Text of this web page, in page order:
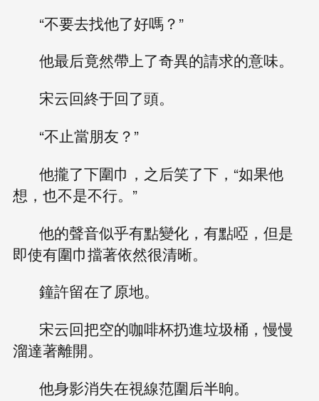
“不要去找他了好嗎？”
他最后竟然帶上了奇異的請求的意味。
宋云回終于回了頭。
“不止當朋友？”
他攏了下圍巾，之后笑了下，“如果他
想，也不是不行。”
他的聲音似乎有點變化，有點啞，但是
即使有圍巾擋著依然很清晰。
鐘許留在了原地。
宋云回把空的咖啡杯扔進垃圾桶，慢慢
溜達著離開。
他身影消失在視線范圍后半晌。